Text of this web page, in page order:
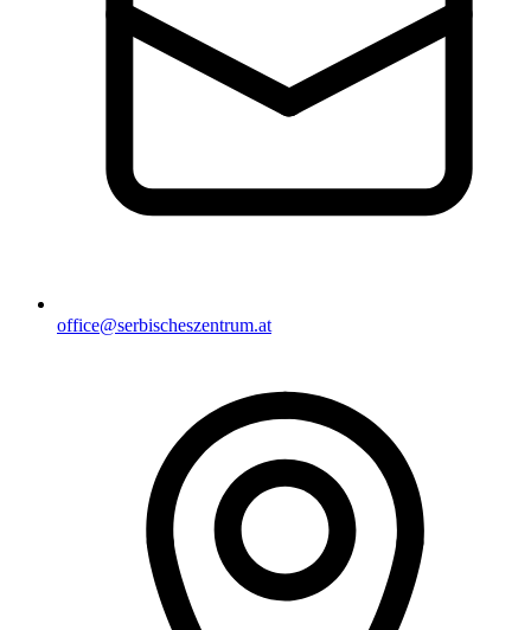
office@serbischeszentrum.at